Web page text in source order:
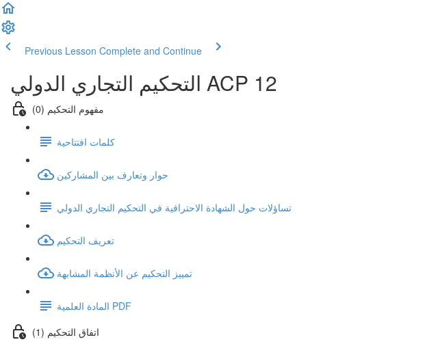
Previous Lesson Complete and Continue
التحكيم التجاري الدولي ACP 12
(0) مفهوم التحكيم
كلمات افتتاحية
حوار وتعارف بين المشاركين
تساؤلات حول الشهادة الاحترافية في التحكيم التجاري الدولي
تعريف التحكيم
تمييز التحكيم عن الأنظمة المشابهة
المادة العلمية PDF
(1) اتفاق التحكيم